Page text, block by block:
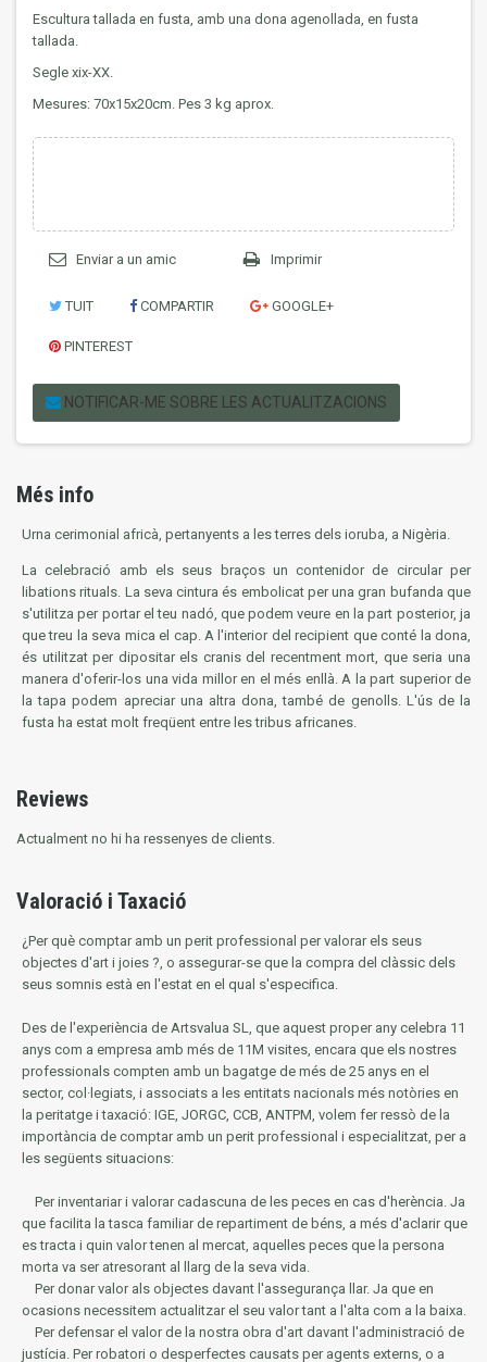
Escultura tallada en fusta, amb una dona agenollada, en fusta
tallada.
Segle xix-XX.
Mesures: 70x15x20cm. Pes 3 kg aprox.
Enviar a un amic Imprimir
TUIT COMPARTIR GOOGLE+
PINTEREST
NOTIFICAR-ME SOBRE LES ACTUALITZACIONS
Més info
Urna cerimonial africà, pertanyents a les terres dels ioruba, a Nigèria.
La celebració amb els seus braços un contenidor de circular per
libations rituals. La seva cintura és embolicat per una gran bufanda que
s'utilitza per portar el teu nadó, que podem veure en la part posterior, ja
que treu la seva mica el cap. A l'interior del recipient que conté la dona,
és utilitzat per dipositar els cranis del recentment mort, que seria una
manera d'oferir-los una vida millor en el més enllà. A la part superior de
la tapa podem apreciar una altra dona, també de genolls. L'ús de la
fusta ha estat molt freqüent entre les tribus africanes.
Reviews
Actualment no hi ha ressenyes de clients.
Valoració i Taxació
¿Per què comptar amb un perit professional per valorar els seus
objectes d'art i joies ?, o assegurar-se que la compra del clàssic dels
seus somnis està en l'estat en el qual s'especifica.
Des de l'experiència de Artsvalua SL, que aquest proper any celebra 11
anys com a empresa amb més de 11M visites, encara que els nostres
professionals compten amb un bagatge de més de 25 anys en el
sector, col·legiats, i associats a les entitats nacionals més notòries en
la peritatge i taxació: IGE, JORGC, CCB, ANTPM, volem fer ressò de la
importància de comptar amb un perit professional i especialitzat, per a
les següents situacions:
Per inventariar i valorar cadascuna de les peces en cas d'herència. Ja
que facilita la tasca familiar de repartiment de béns, a més d'aclarir que
es tracta i quin valor tenen al mercat, aquelles peces que la persona
morta va ser atresorant al llarg de la seva vida.
Per donar valor als objectes davant l'assegurança llar. Ja que en
ocasions necessitem actualitzar el seu valor tant a l'alta com a la baixa.
Per defensar el valor de la nostra obra d'art davant l'administració de
justícia. Per robatori o desperfectes causats per agents externs, o a